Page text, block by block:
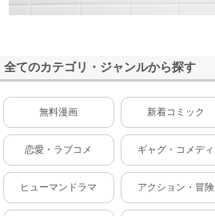
全てのカテゴリ・ジャンルから探す
無料漫画 新着コミック
恋愛・ラブコメ ギャグ・コメディ
ヒューマンドラマ アクション・冒険